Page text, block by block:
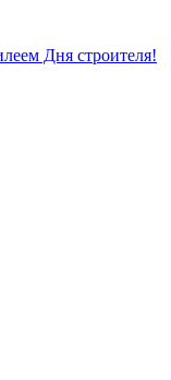
Дня строителя!